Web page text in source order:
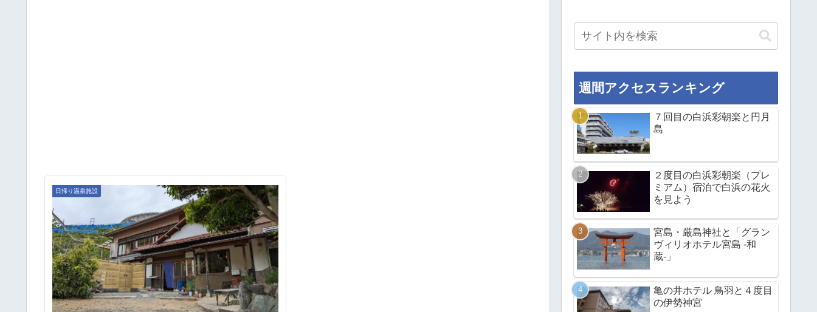
日帰り温泉施設
週間アクセスランキング
７回目の白浜彩朝楽と円月
島
２度目の白浜彩朝楽（プレ
ミアム）宿泊で白浜の花火
を見よう
宮島・厳島神社と「グラン
ヴィリオホテル宮島 -和
蔵-」
亀の井ホテル 鳥羽と４度目
の伊勢神宮